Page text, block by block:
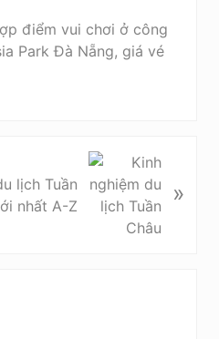
điểm vui chơi ở công
Park Đà Nẵng, giá vé
lịch Tuần
nhất A-Z
»